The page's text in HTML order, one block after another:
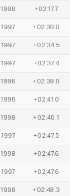
1998 +02:17.7
1997 +02:30.0
1997 +02:34.5
1997 +02:37.4
1996 +02:39.0
1996 +02:41.0
1998 +02:46.1
1997 +02:47.5
1998 +02:47.6
1997 +02:47.6
1998 +02:48.3